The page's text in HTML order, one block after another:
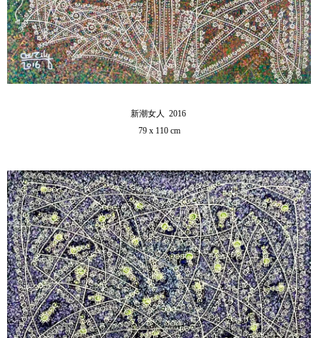
新潮女人 2016
79 x 110 cm